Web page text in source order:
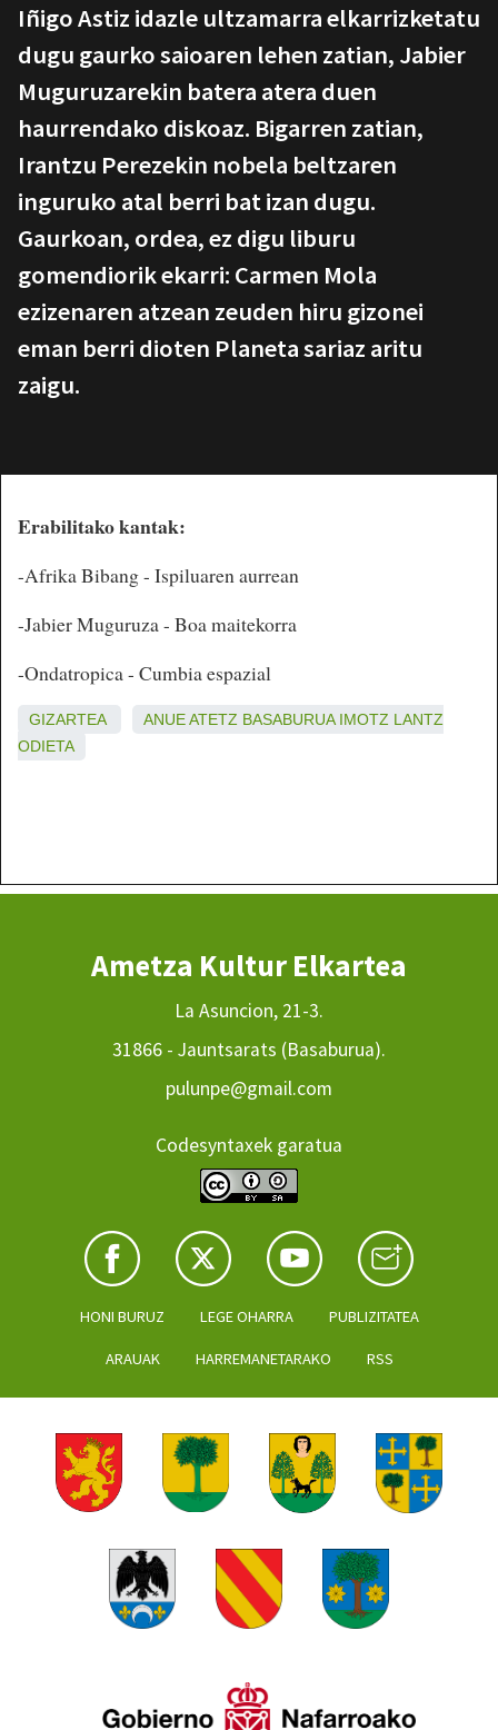
Iñigo Astiz idazle ultzamarra elkarrizketatu
dugu gaurko saioaren lehen zatian, Jabier
Muguruzarekin batera atera duen
haurrendako diskoaz. Bigarren zatian,
Irantzu Perezekin nobela beltzaren
inguruko atal berri bat izan dugu.
Gaurkoan, ordea, ez digu liburu
gomendiorik ekarri: Carmen Mola
ezizenaren atzean zeuden hiru gizonei
eman berri dioten Planeta sariaz aritu
zaigu.
Erabilitako kantak:
-Afrika Bibang - Ispiluaren aurrean
-Jabier Muguruza - Boa maitekorra
-Ondatropica - Cumbia espazial
GIZARTEA ANUEATETZ BASABURUA IMOTZ LANTZ
ODIETA
Ametza Kultur Elkartea
La Asuncion, 21-3.
31866 - Jauntsarats (Basaburua).
pulunpe@gmail.com
Codesyntaxek garatua
HONI BURUZ LEGE OHARRA PUBLIZITATEA
ARAUAK HARREMANETARAKO RSS